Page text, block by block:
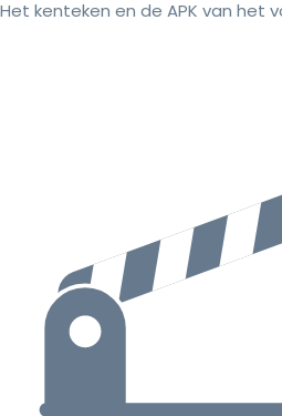
Het kenteken en de APK van het